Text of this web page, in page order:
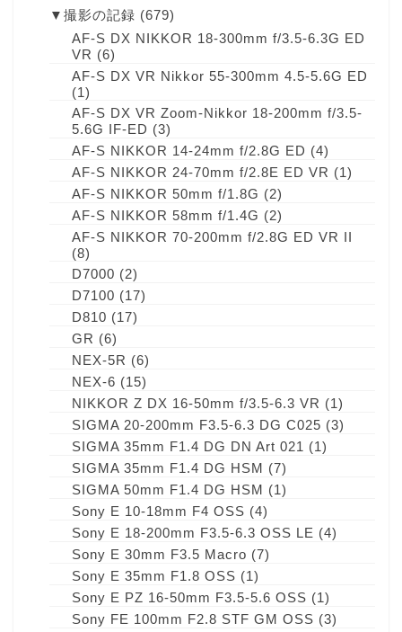
▼ 撮影の記録 (679)
AF-S DX NIKKOR 18-300mm f/3.5-6.3G ED
VR (6)
AF-S DX VR Nikkor 55-300mm 4.5-5.6G ED
(1)
AF-S DX VR Zoom-Nikkor 18-200mm f/3.5-
5.6G IF-ED (3)
AF-S NIKKOR 14-24mm f/2.8G ED (4)
AF-S NIKKOR 24-70mm f/2.8E ED VR (1)
AF-S NIKKOR 50mm f/1.8G (2)
AF-S NIKKOR 58mm f/1.4G (2)
AF-S NIKKOR 70-200mm f/2.8G ED VR II
(8)
D7000 (2)
D7100 (17)
D810 (17)
GR (6)
NEX-5R (6)
NEX-6 (15)
NIKKOR Z DX 16-50mm f/3.5-6.3 VR (1)
SIGMA 20-200mm F3.5-6.3 DG C025 (3)
SIGMA 35mm F1.4 DG DN Art 021 (1)
SIGMA 35mm F1.4 DG HSM (7)
SIGMA 50mm F1.4 DG HSM (1)
Sony E 10-18mm F4 OSS (4)
Sony E 18-200mm F3.5-6.3 OSS LE (4)
Sony E 30mm F3.5 Macro (7)
Sony E 35mm F1.8 OSS (1)
Sony E PZ 16-50mm F3.5-5.6 OSS (1)
Sony FE 100mm F2.8 STF GM OSS (3)